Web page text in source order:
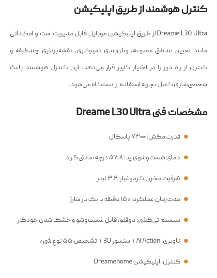
کنترل هوشمند از طریق اپلیکیشن
Dreame L30 Ultra از طریق اپلیکیشن موبایل قابل مدیریت است و امکاناتی
مانند تعیین مناطق ممنوعه، زمان‌بندی تمیزکاری، نقشه‌برداری چندطبقه و
کنترل از راه دور را در اختیار کاربر قرار می‌دهد. این کنترل هوشمند باعث
شخصی‌سازی کامل تجربه استفاده از دستگاه می‌شود.
مشخصات فنی Dreame L30 Ultra
قدرت مکش: ۷۳۰۰ پاسکال
دمای شست‌وشوی پد: ۵۷.۸ درجه سانتی‌گراد
ظرفیت مخزن گردوغبار: ۳.۲ لیتر
مدت‌زمان عملکرد: ۱۵۰ دقیقه با یک بار شارژ
سیستم تی‌کشی: دوقلو، قابل شست‌وشو و خشک شدن خودکار
ناوبری: AI Action + سنسور 3D + تشخیص ۵۵ نوع شیء
کنترل: اپلیکیشن Dreamehome